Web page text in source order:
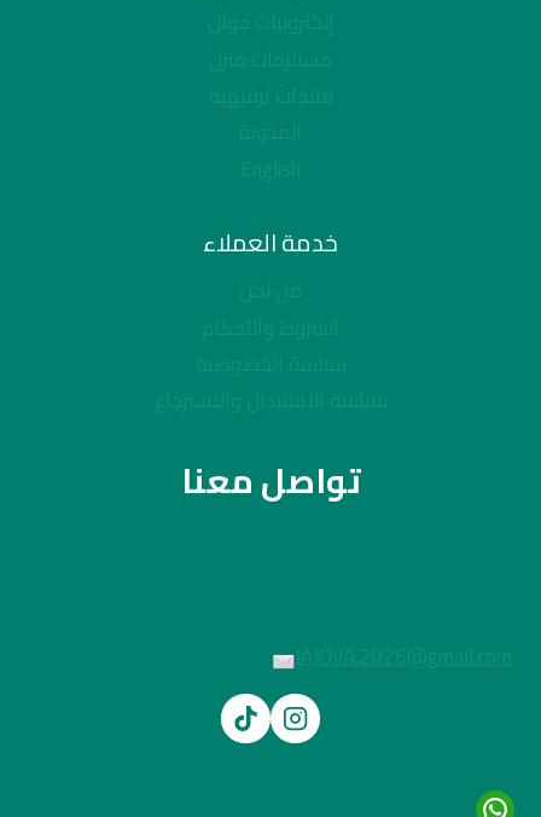
إلكترونيات جوال
مستلزمات منزل
منتجات ترفيهيه
المدونة
English
خدمة العملاء
من نحن
الشروط والأحكام
سياسة الخصوصية
سياسة الاستبدال والاسترجاع
تواصل معنا
JAJOVA.2026@gmail.com